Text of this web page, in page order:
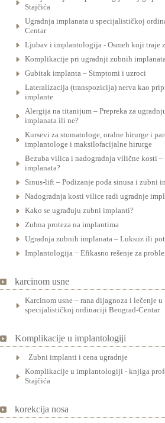
Stajčića
Ugradnja implanata u specijalističkoj
Centar
Ljubav i implantologija - Osmeh koji traje
Komplikacije pri ugradnji zubnih
Gubitak implanta – Simptomi i uzroci
Lateralizacija (transpozicija) nerva kao
implante
Alergija na titanijum – Prepreka za
implanata ili ne?
Kursevi za stomatologe, oralne hirurge i
implantologe i maksilofacijalne hirurge
Bezuba vilica i nadogradnja vilične kosti –
implanata?
Sinus-lift – Podizanje poda sinusa i zubni
Nadogradnja kosti vilice radi ugradnje
Kako se ugrađuju zubni implanti?
Zubna proteza na implantima
Ugradnja zubnih implanata – Luksuz ili
Implantologija − Efikasno rešenje za
karcinom usne
Karcinom usne – rana dijagnoza i lečenje u
specijalističkoj ordinaciji Beograd-Centar
Komplikacije u implantologiji
Zubni implanti i cena ugradnje
Komplikacije u implantologiji - knjiga
Stajčića
korekcija nosa